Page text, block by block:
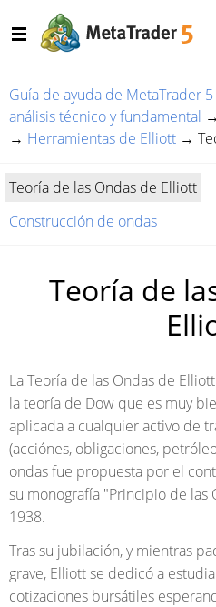
Guía de ayuda de MetaTrader 5
análisis técnico y fundamental →
→ Herramientas de Elliott →
Teoría de las Ondas de Elliott
Construcción de ondas
Teoría de
La Teoría de las Ondas de
la teoría de Dow que es muy
aplicada a cualquier activo de
(acciónes, obligaciones,
ondas fue propuesta por el
su monografía "Principio de las
1938.
Tras su jubilación, y mientras
grave, Elliott se dedicó a
cotizaciones bursátiles